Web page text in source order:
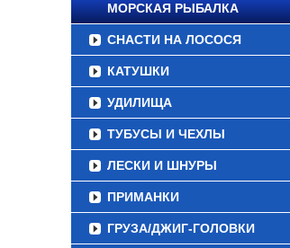
МОРСКАЯ РЫБАЛКА
СНАСТИ НА ЛОСОСЯ
КАТУШКИ
УДИЛИЩА
ТУБУСЫ И ЧЕХЛЫ
ЛЕСКИ И ШНУРЫ
ПРИМАНКИ
ГРУЗА/ДЖИГ-ГОЛОВКИ